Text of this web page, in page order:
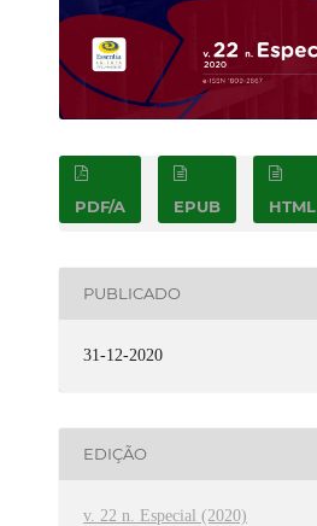
PDF/A EPUB HTML
PUBLICADO
31-12-2020
EDIÇÃO
v. 22 n. Especial (2020)